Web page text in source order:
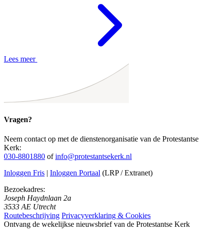
Lees meer
Vragen?
Neem contact op met de dienstenorganisatie van de Protestantse
Kerk:
030-8801880 ofinfo@protestantsekerk.nl
Inloggen Fris | Inloggen Portaal (LRP / Extranet)
Bezoekadres:
Joseph Haydnlaan 2a
3533 AE Utrecht
Routebeschrijving Privacyverklaring & Cookies
Ontvang de wekelijkse nieuwsbrief van de Protestantse Kerk